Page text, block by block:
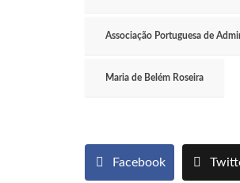
Associação Portuguesa de
Maria de Belém Roseira
Facebook